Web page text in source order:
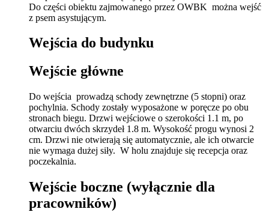
Do części obiektu zajmowanego przez OWBK można wejść
z psem asystującym.
Wejścia do budynku
Wejście główne
Do wejścia prowadzą schody zewnętrzne (5 stopni) oraz
pochylnia. Schody zostały wyposażone w poręcze po obu
stronach biegu. Drzwi wejściowe o szerokości 1.1 m, po
otwarciu dwóch skrzydeł 1.8 m. Wysokość progu wynosi 2
cm. Drzwi nie otwierają się automatycznie, ale ich otwarcie
nie wymaga dużej siły. W holu znajduje się recepcja oraz
poczekalnia.
Wejście boczne (wyłącznie dla
pracowników)